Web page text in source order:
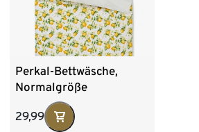
Perkal-Bettwäsche,
Normalgröße
29,99